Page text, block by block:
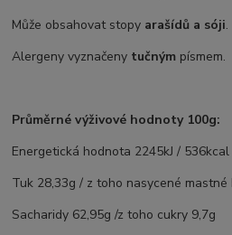
Může obsahovat stopy arašídů a sóji.
Alergeny vyznačeny tučným písmem.
Průměrné výživové hodnoty 100g:
Energetická hodnota 2245kJ / 536kcal
Tuk 28,33g / z toho nasycené mastné
Sacharidy 62,95g /z toho cukry 9,7g